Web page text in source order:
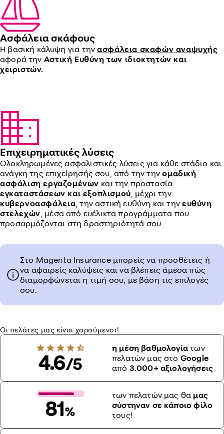
Ασφάλεια σκάφους
H βασική κάλυψη για τηνασφάλεια σκαφών αναψυχής
αφορά την Αστική Ευθύνη των ιδιοκτητών και
χειριστών.
Επιχειρηματικές λύσεις
Ολοκληρωμένες ασφαλιστικές λύσεις για κάθε στάδιο και
ανάγκη της επιχείρησής σου, από την την ομαδική
ασφάλιση εργαζομένων και την προστασία
εγκαταστάσεων και εξοπλισμού, μέχρι την
κυβερνοασφάλεια, την αστική ευθύνη και τηνευθύνη
στελεχών, μέσα από ευέλικτα προγράμματα που
προσαρμόζονται στη δραστηριότητά σου.
Στο Magenta Insurance μπορείς να προσθέτεις ή
να αφαιρείς καλύψεις και να βλέπεις άμεσα πώς
διαμορφώνεται η τιμή σου, με βάση τις επιλογές
σου.
Οι πελάτες μας είναι χαρούμενοι!
4.6/5
η μέση βαθμολογίατων
πελατών μας στο Google
από 3.000+ αξιολογήσεις
81%
των πελατών μας θα μας
σύστηναν σε κάποιο φίλο
τους!